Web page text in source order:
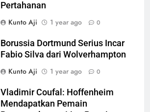
Pertahanan
Kunto Aji
1 year ago 0
Borussia Dortmund Serius Incar
Fabio Silva dari Wolverhampton
Kunto Aji
1 year ago 0
Vladimir Coufal: Hoffenheim
Mendapatkan Pemain